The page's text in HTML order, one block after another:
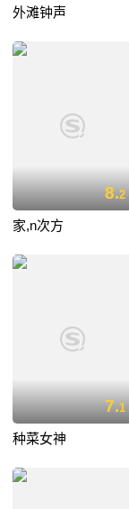
外滩钟声
8.2
家,n次方
7.1
种菜女神